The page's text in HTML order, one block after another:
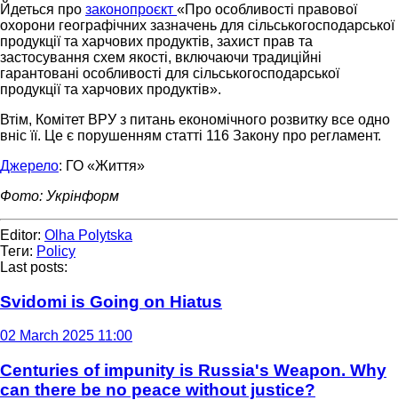
Йдеться про законопроєкт «Про особливості правової
охорони географічних зазначень для сільськогосподарської
продукції та харчових продуктів, захист прав та
застосування схем якості, включаючи традиційні
гарантовані особливості для сільськогосподарської
продукції та харчових продуктів».
Втім, Комітет ВРУ з питань економічного розвитку все одно
вніс її. Це є порушенням статті 116 Закону про регламент.
Джерело: ГО «Життя»
Фото: Укрінформ
Editor: Olha Polytska
Теги: Policy
Last posts:
Svidomi is Going on Hiatus
02 March 2025 11:00
Centuries of impunity is Russia's Weapon. Why
can there be no peace without justice?